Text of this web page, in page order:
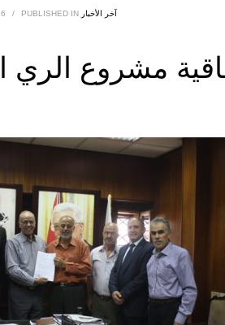
/ PUBLISHED IN آخر الأخبار
مشروع الري